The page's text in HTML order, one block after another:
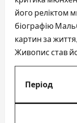
його реліктом
біографію
картин за
Живопис став
Період